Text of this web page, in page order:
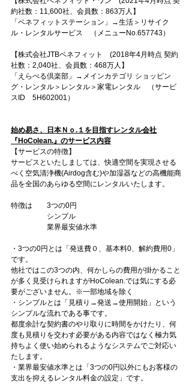
約社数：11,600社、会員数：863万人】
「ベネフィットステーション」→生活＞リサイク
ル・レンタルサービス　（メニューNo.657743）
【株式会社JTBベネフィット　(2018年4月時点 契約
社数：2,040社、会員数：468万人】
「えらべる倶楽部」→メインカテゴリ ショッピン
グ・レンタル＞レンタル＞家電レンタル　（サービ
スID　5H602001）
始め易さ、日本Ｎｏ.１を目指すレンタル会社
『HoColean.』のサービス内容
【サービスの特徴】
サービスといたしましては、快適空間を実現させる
べく空気清浄機(Airdog含む)や加湿器などの高機能商
品を全国のあらゆる空間にレンタルいたします。
特徴は　　3つの0円
シンプル
業界最安値水準
・3つの0円とは「発送費０、基本料0、解約費用0」
です。
他社ではこの3つの内、何かしらの費用が掛かること
が多く見受けられますがHoColean.では気にする必
要がございません。※一部地域を除く
・シンプルとは「見積り→発送→使用開始」という
シンプルな流れである事です。
都度余計な契約書のやり取りに時間をかけたり、何
度も見積りを交わす必要がある内容ではなく極力気
持ちよく使い始められるようなシステムでご対応い
たします。
・業界最安値水準とは「3つの0円以外にもお客様の
支出を抑えるレンタル料金の設定」です。